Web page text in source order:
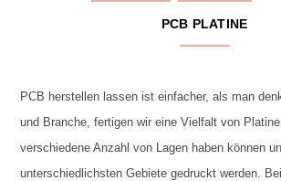
PCB PLATINE
PCB herstellen lassen ist einfacher, als man
und Branche, fertigen wir eine Vielfalt von
verschiedene Anzahl von Lagen haben können
unterschiedlichsten Gebiete gedruckt werden.